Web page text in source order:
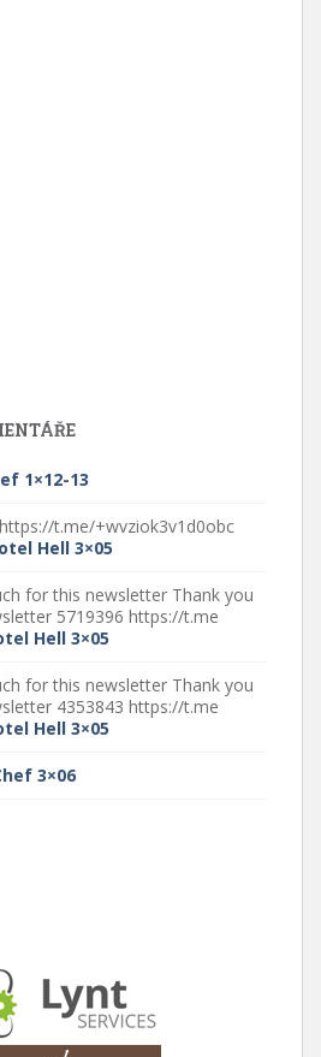
1×12-13
t.me/+wvziok3v1d0obc
Hell 3×05
for this newsletter Thank you
5719396 https://t.me
Hell 3×05
for this newsletter Thank you
4353843 https://t.me
Hell 3×05
3×06